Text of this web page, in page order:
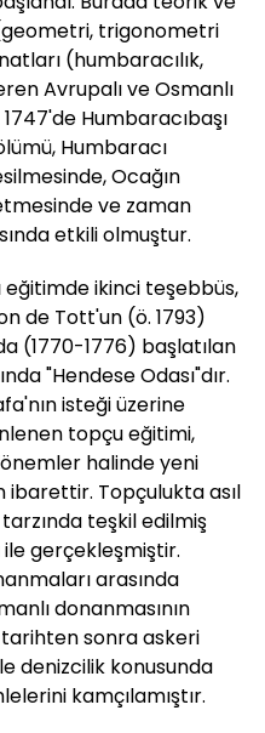
trigonometri
(humbaracılık,
Avrupalı ve Osmanlı
Humbaracıbaşı
Humbaracı
Ocağın
ve zaman
etkili olmuştur.
eğitimde ikinci teşebbüs,
de Tott'un (ö. 1793)
(1770-1776) başlatılan
"Hendese Odası"dır.
isteği üzerine
topçu eğitimi,
halinde yeni
Topçulukta asıl
tarzında teşkil edilmiş
ile gerçekleşmiştir.
arasında
donanmasının
sonra askeri
denizcilik konusunda
kamçılamıştır.